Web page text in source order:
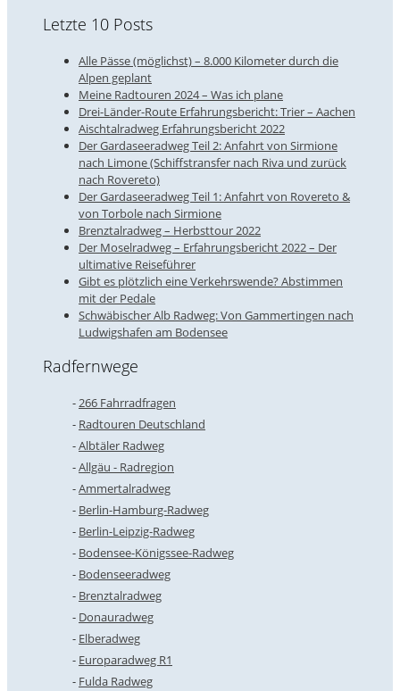
Letzte 10 Posts
Alle Pässe (möglichst) – 8.000 Kilometer durch die
Alpen geplant
Meine Radtouren 2024 – Was ich plane
Drei-Länder-Route Erfahrungsbericht: Trier – Aachen
Aischtalradweg Erfahrungsbericht 2022
Der Gardaseeradweg Teil 2: Anfahrt von Sirmione
nach Limone (Schiffstransfer nach Riva und zurück
nach Rovereto)
Der Gardaseeradweg Teil 1: Anfahrt von Rovereto &
von Torbole nach Sirmione
Brenztalradweg – Herbsttour 2022
Der Moselradweg – Erfahrungsbericht 2022 – Der
ultimative Reiseführer
Gibt es plötzlich eine Verkehrswende? Abstimmen
mit der Pedale
Schwäbischer Alb Radweg: Von Gammertingen nach
Ludwigshafen am Bodensee
Radfernwege
266 Fahrradfragen
Radtouren Deutschland
Albtäler Radweg
Allgäu - Radregion
Ammertalradweg
Berlin-Hamburg-Radweg
Berlin-Leipzig-Radweg
Bodensee-Königssee-Radweg
Bodenseeradweg
Brenztalradweg
Donauradweg
Elberadweg
Europaradweg R1
Fulda Radweg